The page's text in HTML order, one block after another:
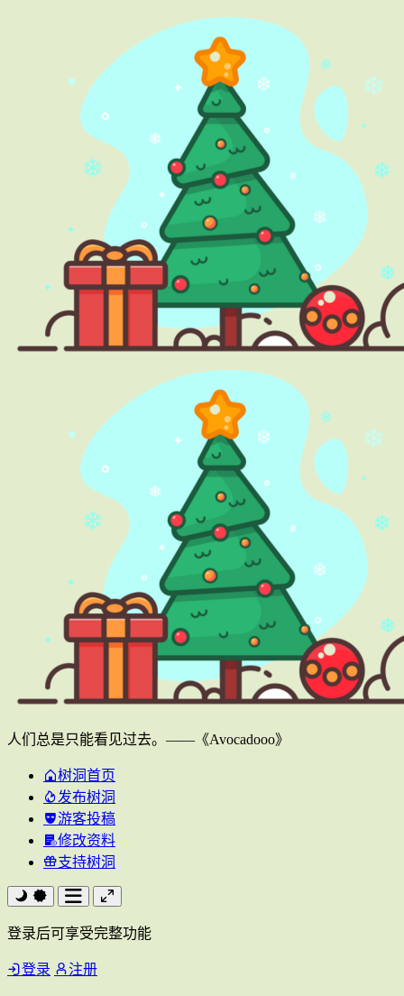
人们总是只能看见过去。——《Avocadooo》
树洞首页
发布树洞
游客投稿
修改资料
支持树洞
登录后可享受完整功能
登录 注册